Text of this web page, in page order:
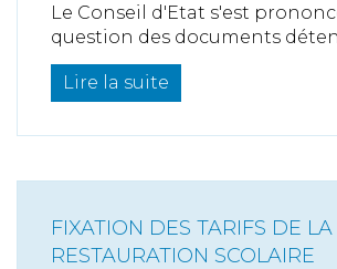
Le Conseil d'Etat s'est
question des documents
Lire la suite
FIXATION DES TARIFS DE LA
RESTAURATION SCOLAIRE